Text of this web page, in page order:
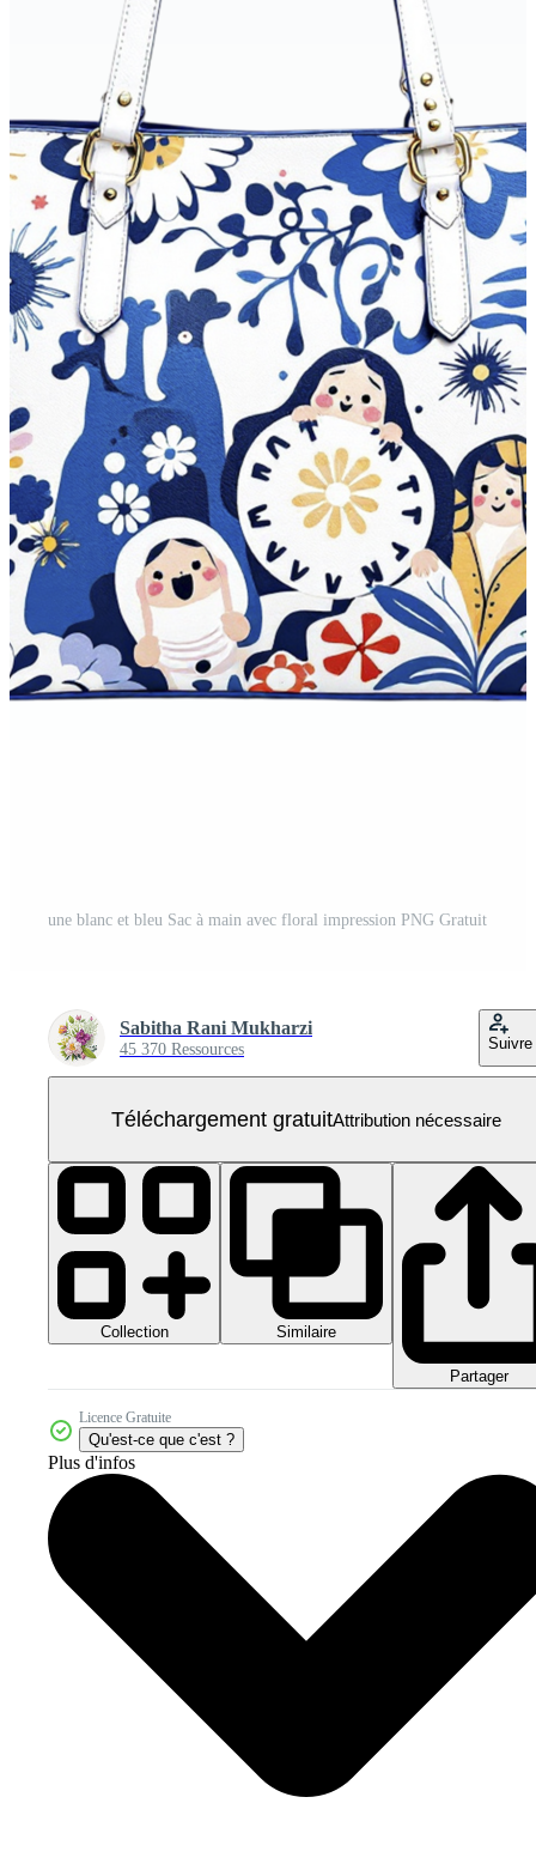
une blanc et bleu Sac à main avec floral impression PNG Gratuit
Sabitha Rani Mukharzi
45 370 Ressources Suivre
Téléchargement gratuitAttribution nécessaire
Collection Similaire
Partager
Licence Gratuite
Qu'est-ce que c'est ?
Plus d'infos